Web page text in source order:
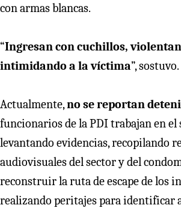
con armas blancas.
“Ingresan con cuchillos,
intimidando a la víctima”, sostuvo.
Actualmente,no se reportan
funcionarios de la PDI trabajan en el
levantando evidencias, recopilando
audiovisuales del sector y del
reconstruir la ruta de escape de los
realizando peritajes para identificar